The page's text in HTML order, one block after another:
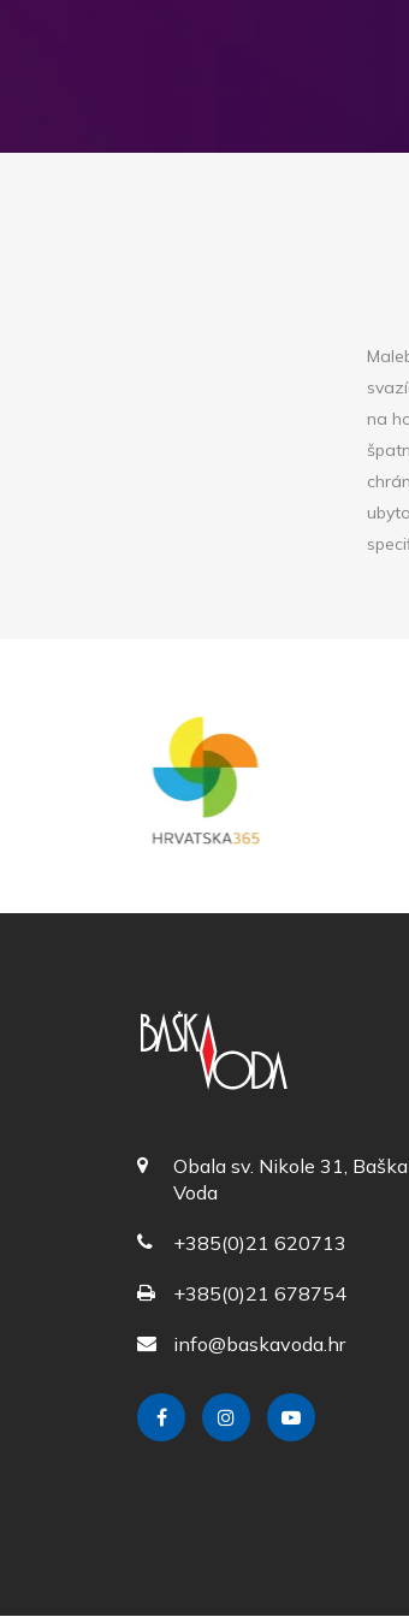
na
Obala sv. Nikole 31, Baška
Voda
+385(0)21 620713
+385(0)21 678754
info@baskavoda.hr